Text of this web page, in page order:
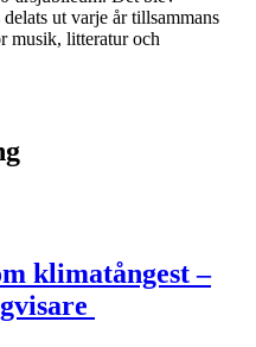
ut varje år tillsammans
musik, litteratur och
klimatångest –